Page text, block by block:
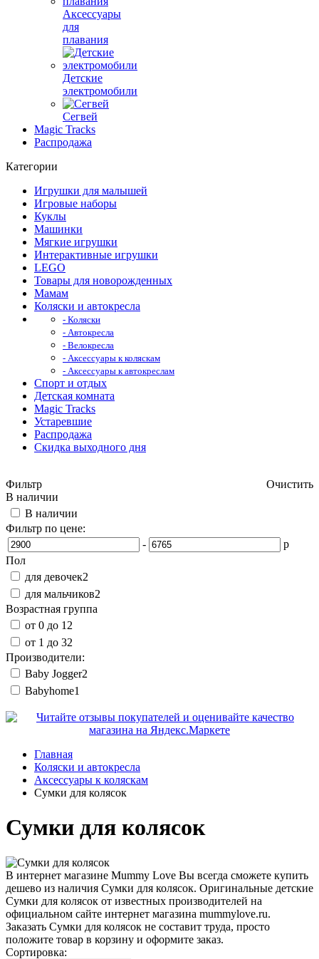
Аксессуары
для
плавания
Детские
электромобили
Сегвей
Magic Tracks
Распродажа
Категории
Игрушки для малышей
Игровые наборы
Куклы
Машинки
Мягкие игрушки
Интерактивные игрушки
LEGO
Товары для новорожденных
Мамам
Коляски и автокресла
- Коляски
- Автокресла
- Велокресла
- Аксессуары к коляскам
- Аксессуары к автокреслам
Спорт и отдых
Детская комната
Magic Tracks
Устаревшие
Распродажа
Скидка выходного дня
Фильтр
Очистить
В наличии
В наличии
Фильтр по цене:
-
р
Пол
для девочек2
для мальчиков2
Возрастная группа
от 0 до 1 2
от 1 до 32
Производители:
Baby Jogger2
Babyhome1
Главная
Коляски и автокресла
Аксессуары к коляскам
Сумки для колясок
Сумки для колясок
В интернет магазине Mummy Love Вы всегда сможете купить
дешево из наличия Сумки для колясок. Оригинальные детские
Сумки для колясок от известных производителей на
официальном сайте интернет магазина mummylove.ru.
Заказать Сумки для колясок не составит труда, просто
положите товар в корзину и оформите заказ.
Сортировка: